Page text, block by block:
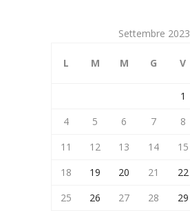
Settembre 2023
L M M G V
1
4
5 6 7 8
11
12 13 14 15
18
19 20 21 22
25
26 27 28 29